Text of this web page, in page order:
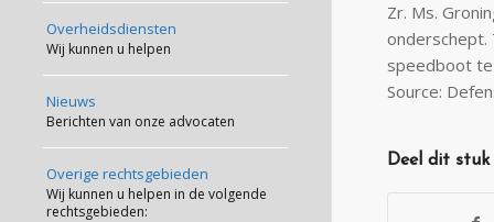
Overheidsdiensten
Wij kunnen u helpen
Nieuws
Berichten van onze advocaten
Overige rechtsgebieden
Wij kunnen u helpen in de volgende
rechtsgebieden:
Zr. Ms.
onderschept.
speedboot
Source:
Deel dit stuk